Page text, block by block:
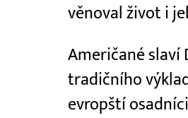
věnoval život i
Američané slaví
tradičního
evropští